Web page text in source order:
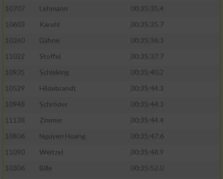
10707
Lehmann
00:35:35.4
10603
Karohl
00:35:35.7
10360
Dähne
00:35:36.3
11022
Stoffel
00:35:37.7
10935
Schleking
00:35:40.2
10529
Hildebrandt
00:35:44.3
10948
Schröder
00:35:44.3
11138
Zimmer
00:35:44.4
10806
Nguyen Hoang
00:35:47.6
11090
Weitzel
00:35:48.9
10306
Bille
00:35:52.0